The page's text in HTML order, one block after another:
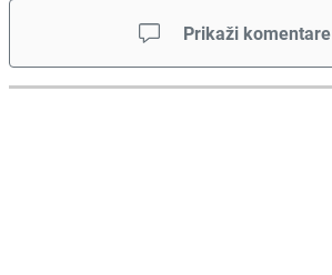
Prikaži komentare